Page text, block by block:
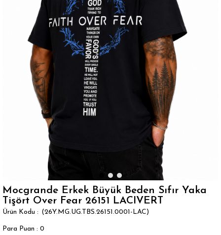
Mocgrande Erkek Büyük Beden Sıfır Yaka
Tişört Over Fear 26151 LACIVERT
(26Y.MG.UG.TBS.26151.0001-LAC)
Para Puan : 0